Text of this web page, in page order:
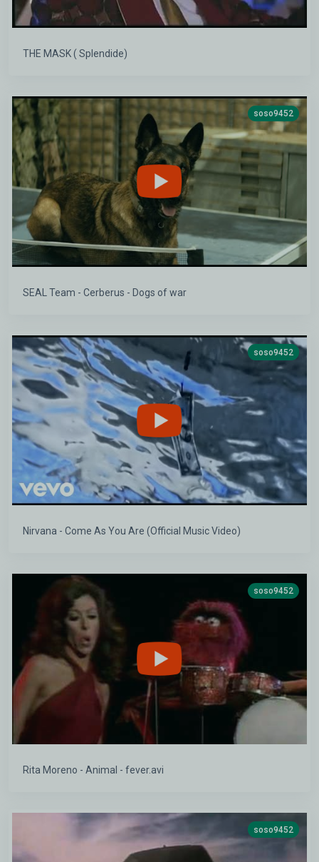
THE MASK ( Splendide)
soso9452
SEAL Team - Cerberus - Dogs of war
soso9452
Nirvana - Come As You Are (Official Music Video)
soso9452
Rita Moreno - Animal - fever.avi
soso9452